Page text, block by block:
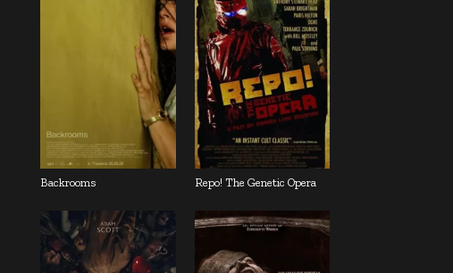
Backrooms Repo! The Genetic Opera